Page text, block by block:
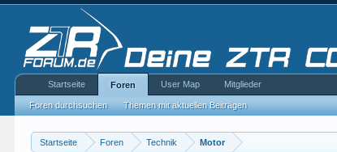
Startseite Foren Technik Motor
Startseite Foren
Foren durchsuchen Themen mit aktuellen Beiträgen
User Map Mitglieder